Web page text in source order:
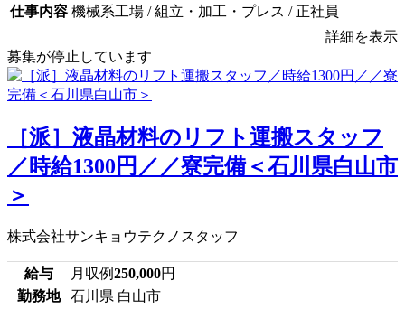
仕事内容 機械系工場 / 組立・加工・プレス / 正社員
詳細を表示
募集が停止しています
［派］液晶材料のリフト運搬スタッフ
／時給1300円／／寮完備＜石川県白山市
＞
株式会社サンキョウテクノスタッフ
給与 月収例250,000円
勤務地
石川県 白山市